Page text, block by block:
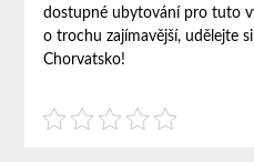
dostupné ubytování pro tuto
o trochu zajímavější, udělejte
Chorvatsko!